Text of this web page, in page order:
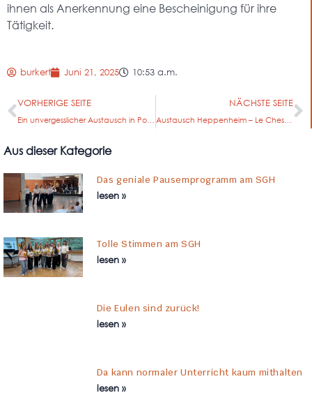
ihnen als Anerkennung eine Bescheinigung für ihre
Tätigkeit.
burkert Juni 21, 2025 10:53 a.m.
VORHERIGE SEITE
Ein unvergesslicher Austausch in Portugal – ein Abenteuer der Nachhaltigkeits AG
NÄCHSTE SEITE
Austausch Heppenheim – Le Chesnay mit einem Jubiläum zu feiern
Aus dieser Kategorie
Das geniale Pausemprogramm am SGH
lesen »
Tolle Stimmen am SGH
lesen »
Die Eulen sind zurück!
lesen »
Da kann normaler Unterricht kaum mithalten
lesen »